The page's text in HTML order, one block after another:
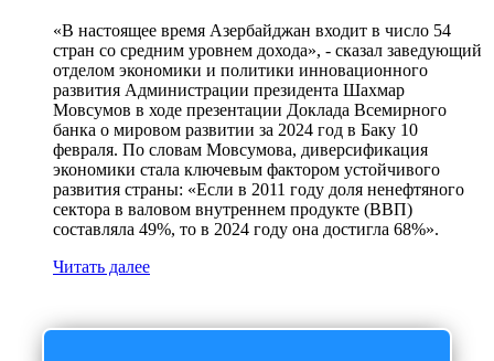
«В настоящее время Азербайджан входит в число 54
стран со средним уровнем дохода», - сказал заведующий
отделом экономики и политики инновационного
развития Администрации президента Шахмар
Мовсумов в ходе презентации Доклада Всемирного
банка о мировом развитии за 2024 год в Баку 10
февраля. По словам Мовсумова, диверсификация
экономики стала ключевым фактором устойчивого
развития страны: «Если в 2011 году доля ненефтяного
сектора в валовом внутреннем продукте (ВВП)
составляла 49%, то в 2024 году она достигла 68%».
Читать далее